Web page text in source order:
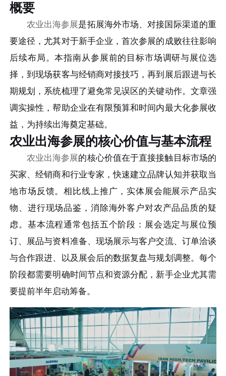
概要
农业出海参展是拓展海外市场、对接国际渠道的重
要途径，尤其对于新手企业，首次参展的成败往往影响
后续布局。本指南从参展前的目标市场调研与展位选
择，到现场获客与经销商对接技巧，再到展后跟进与长
期规划，系统梳理了避免常见误区的关键动作。文章强
调实操性，帮助企业在有限预算和时间内最大化参展收
益，为持续出海奠定基础。
农业出海参展的核心价值与基本流程
农业出海参展的核心价值在于直接接触目标市场的
买家、经销商和行业专家，快速建立品牌认知并获取当
地市场反馈。相比线上推广，实体展会能展示产品实
物、进行现场品鉴，消除海外客户对农产品品质的疑
虑。基本流程通常包括五个阶段：展会选定与展位预
订、展品与资料准备、现场展示与客户交流、订单洽谈
与合作跟进、以及展会后的数据复盘与规划调整。每个
阶段都需要明确时间节点和资源分配，新手企业尤其需
要提前半年启动筹备。